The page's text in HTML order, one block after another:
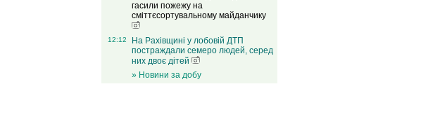
гасили пожежу на
сміттєсортувальному майданчику
12:12
На Рахівщині у лобовій ДТП
постраждали семеро людей, серед
них двоє дітей
» Новини за добу